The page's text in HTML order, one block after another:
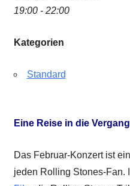
19:00 - 22:00
Kategorien
Standard
Eine Reise in die
Das Februar-Konzert ist
jeden Rolling Stones-Fan.